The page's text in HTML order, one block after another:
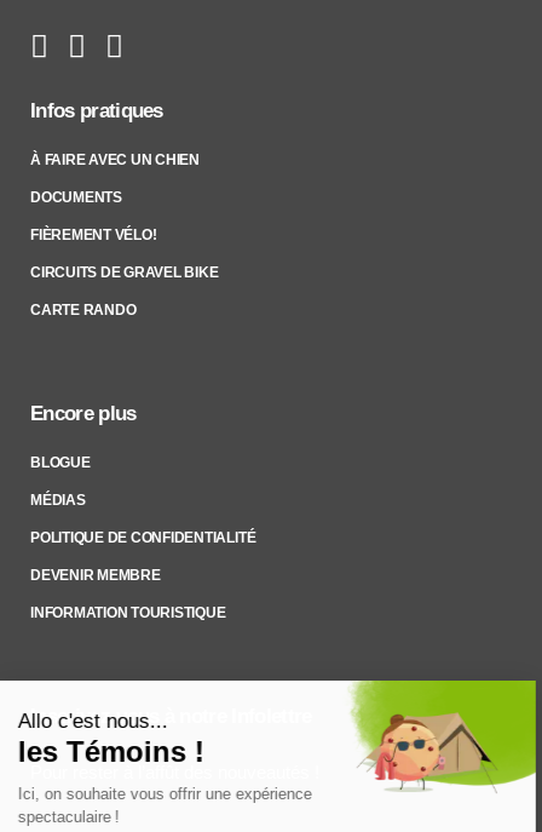
Infos pratiques
À FAIRE AVEC UN CHIEN
DOCUMENTS
FIÈREMENT VÉLO!
CIRCUITS DE GRAVEL BIKE
CARTE RANDO
Encore plus
BLOGUE
MÉDIAS
POLITIQUE DE CONFIDENTIALITÉ
DEVENIR MEMBRE
INFORMATION TOURISTIQUE
Inscrivez-vous à notre Infolettre